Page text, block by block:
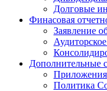
Долговые
Финасовая
Заявление
Дополнительные
Приложения
Политика